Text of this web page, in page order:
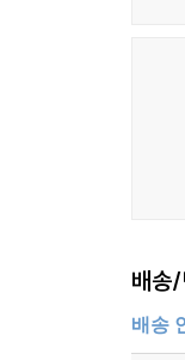
배송
배송